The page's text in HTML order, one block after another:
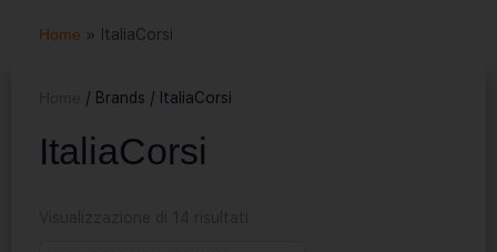
Home » ItaliaCorsi
/ Brands / ItaliaCorsi
ItaliaCorsi